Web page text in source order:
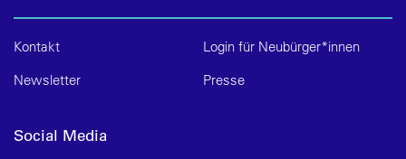
Kontakt
Login für Neubürger*innen
Newsletter
Presse
Social Media